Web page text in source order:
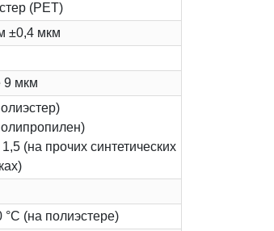
(PET)
±0,4 мкм
9 мкм
(на прочих синтетических
°C (на полиэстере)